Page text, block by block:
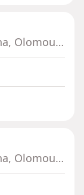
Třída Jiřího Pelikána, Olomouc - Nová Ulice, Olomoucký kraj
Třída Jiřího Pelikána, Olomouc - Nová Ulice, Olomoucký kraj